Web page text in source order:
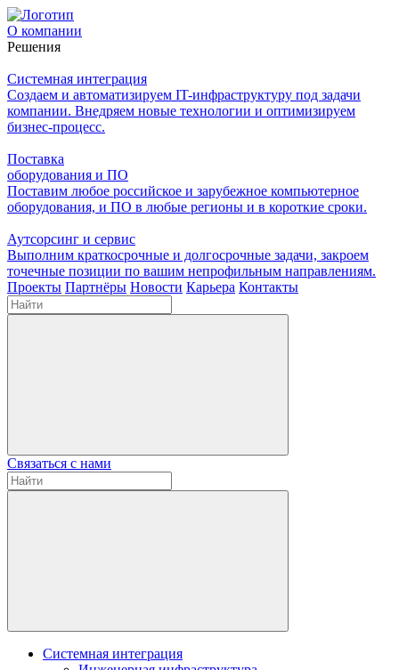
О компании
Решения
Системная интеграция
Создаем и автоматизируем IT-инфраструктуру под задачи
компании. Внедряем новые технологии и оптимизируем
бизнес-процесс.
Поставка
оборудования и ПО
Поставим любое российское и зарубежное компьютерное
оборудования, и ПО в любые регионы и в короткие сроки.
Аутсорсинг и сервис
Выполним краткосрочные и долгосрочные задачи, закроем
точечные позиции по вашим непрофильным направлениям.
Проекты Партнёры Новости Карьера Контакты
Связаться с нами
Системная интеграция